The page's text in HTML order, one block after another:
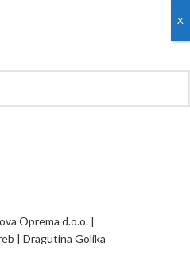
X